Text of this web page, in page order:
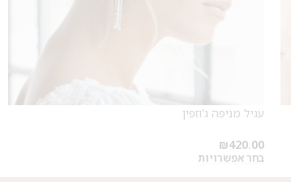
עגיל מניפה ג'וזפין
₪420.00
בחר אפשרויות